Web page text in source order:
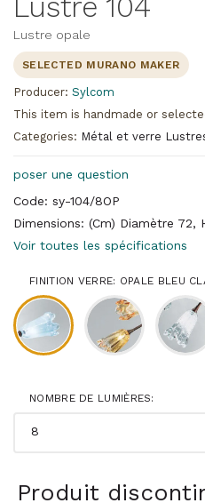
Lustre opale
SELECTED MURANO MAKER
Producer: Sylcom
This item is handmade or
Categories: Métal et verre
poser une question
Code: sy-104/8OP
Dimensions: (Cm) Diamètre 72,
Voir toutes les spécifications
FINITION VERRE: OPALE BLEU
NOMBRE DE LUMIÈRES:
Produit